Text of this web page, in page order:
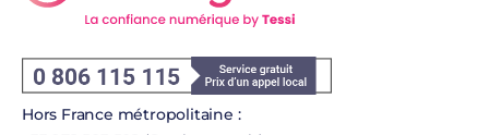
Hors France métropolitaine :